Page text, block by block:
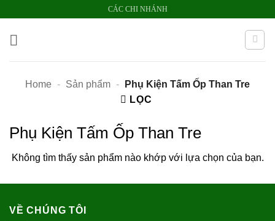
nội
CÁC CHI NHÁNH
Home - Sản phẩm -
Phụ Kiện Tấm Ốp Than Tre
LỌC
Phụ Kiện Tấm Ốp Than Tre
Không tìm thấy sản phẩm nào khớp với lựa chọn của bạn.
VỀ CHÚNG TÔI